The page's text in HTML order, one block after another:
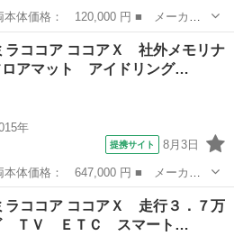
ーヴ ■ グレード名： カスタム
出し ■ 排気量： 660cc ■ ドア枚
ラココア ココアＸ 社外メモリナ
アマット アイドリング…
年
提携サイト 8月3日
ラココア ■ グレード名： ココア
マット アイドリングストップ ベ
ラココア ココアＸ 走行３．７万
ＴＶ ＥＴＣ スマート…